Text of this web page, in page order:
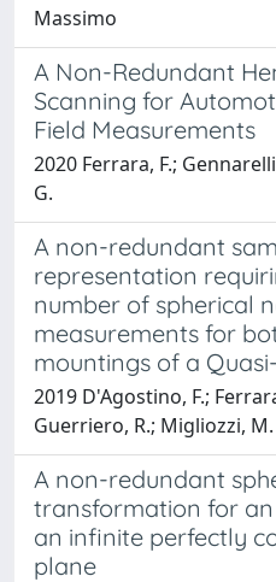
Massimo
A Non-Redundant
Scanning for
Field Measurements
2020 Ferrara, F.;
G.
A non-redundant
representation
number of spherical
measurements for
mountings of a
2019 D'Agostino, F.;
Guerriero, R.; Migliozzi, M.
A non-redundant
transformation for
an infinite perfectly
plane